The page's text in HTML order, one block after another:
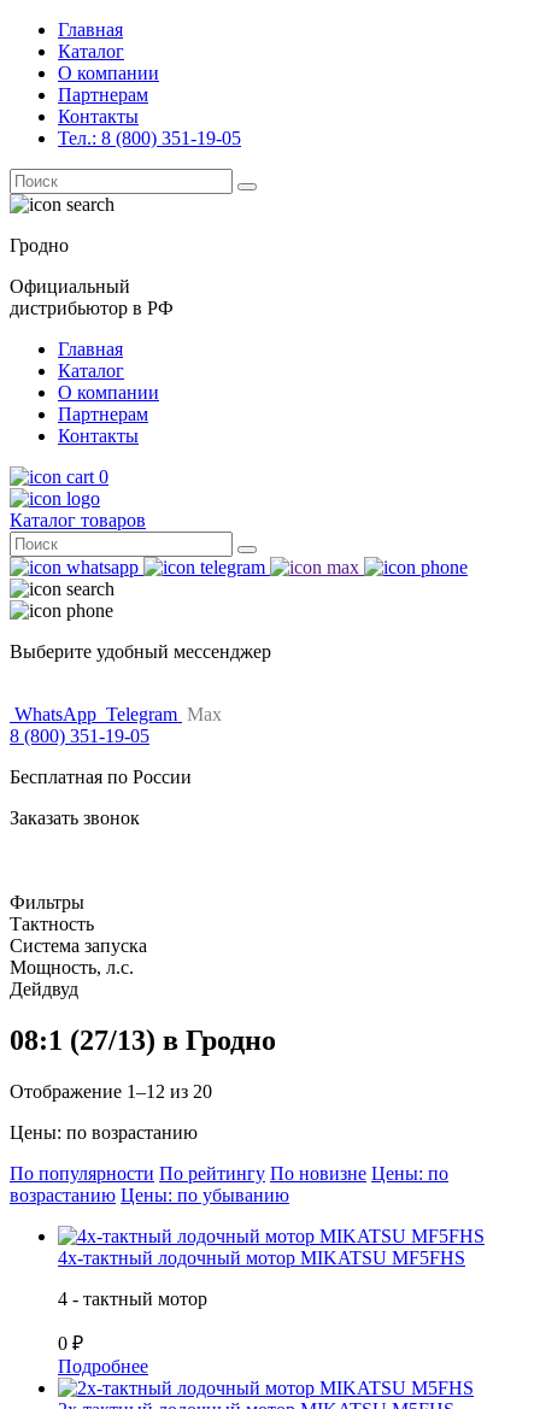
Главная
Каталог
О компании
Партнерам
Контакты
Тел.: 8 (800) 351-19-05
Поиск
for:
Гродно
Официальный
дистрибьютор в РФ
Главная
Каталог
О компании
Партнерам
Контакты
0
Каталог товаров
Поиск
for:
Выберите удобный мессенджер
WhatsApp Telegram Max
8 (800) 351-19-05
Бесплатная по России
Заказать звонок
Фильтры
Тактность
Система запуска
Мощность, л.с.
Дейдвуд
08:1 (27/13) в Гродно
Отображение 1–12 из 20
Цены: по возрастанию
По популярности По рейтингу По новизне Цены: по
возрастанию Цены: по убыванию
4х-тактный лодочный мотор MIKATSU MF5FHS
4 - тактный мотор
0 ₽
Подробнее